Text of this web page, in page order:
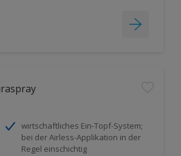
wirtschaftliches Ein-Topf-System;
bei der Airless-Applikation in der
Regel einschichtig